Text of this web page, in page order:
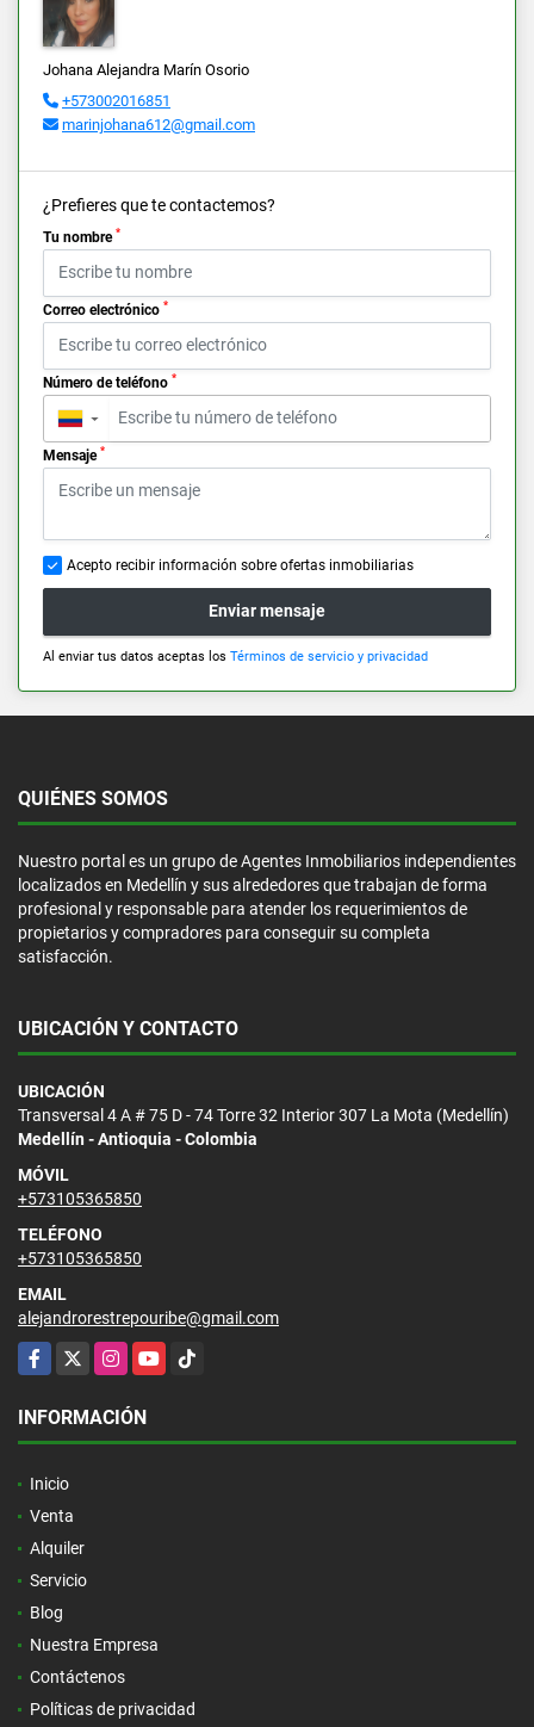
Johana Alejandra Marín Osorio
+573002016851
marinjohana612@gmail.com
¿Prefieres que te contactemos?
Tu nombre *
Correo electrónico *
Número de teléfono *
▼
Mensaje *
Acepto recibir información sobre ofertas inmobiliarias
Enviar mensaje
Al enviar tus datos aceptas los Términos de servicio y privacidad
QUIÉNES SOMOS
Nuestro portal es un grupo de Agentes Inmobiliarios independientes
localizados en Medellín y sus alrededores que trabajan de forma
profesional y responsable para atender los requerimientos de
propietarios y compradores para conseguir su completa
satisfacción.
UBICACIÓN Y CONTACTO
UBICACIÓN
Transversal 4 A # 75 D - 74 Torre 32 Interior 307 La Mota (Medellín)
Medellín - Antioquia - Colombia
MÓVIL
+573105365850
TELÉFONO
+573105365850
EMAIL
alejandrorestrepouribe@gmail.com
Facebook
X InstagramYouTubeTikTok
INFORMACIÓN
Inicio
Venta
Alquiler
Servicio
Blog
Nuestra Empresa
Contáctenos
Políticas de privacidad